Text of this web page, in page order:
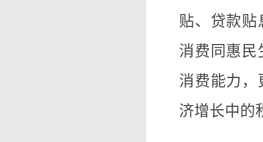
贴、贷款
消费同惠民
消费能力，
济增长中的